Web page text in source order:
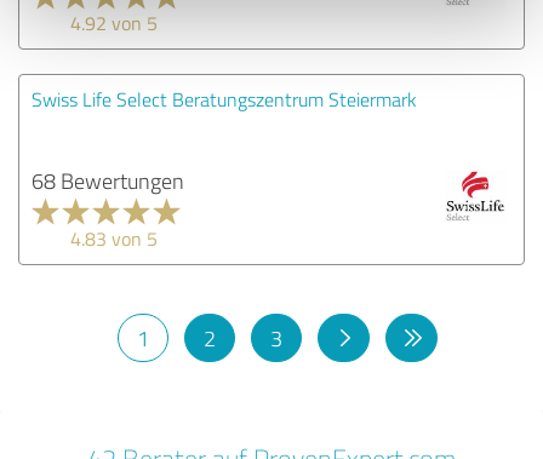
4.92 von 5
Swiss Life Select Beratungszentrum Steiermark
68 Bewertungen
4.83 von 5
1 2 3